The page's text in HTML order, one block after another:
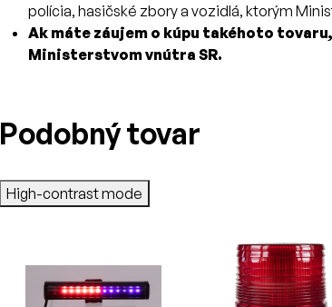
polícia, hasičské zbory a vozidlá, ktorým
Ak máte záujem o kúpu takéhoto
Ministerstvom vnútra SR.
Podobný tovar
High-contrast mode